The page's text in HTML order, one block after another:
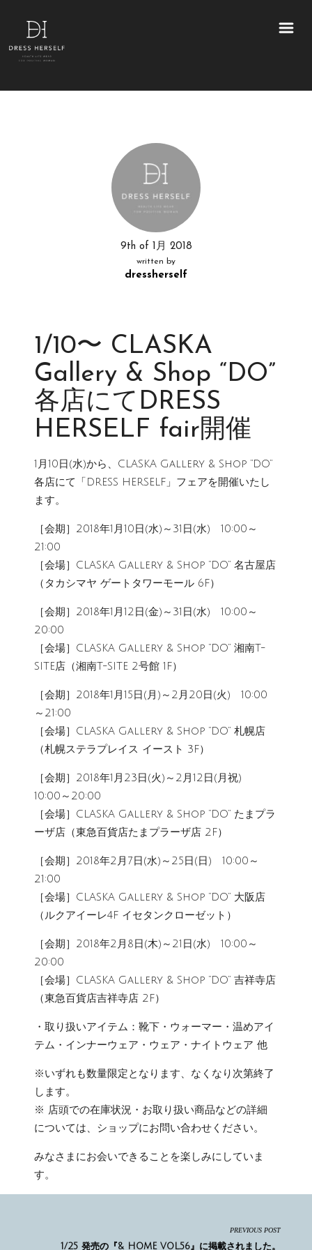
9th of 1月 2018
written by
dressherself
1/10〜 CLASKA
Gallery & Shop “DO”
各店にてDRESS
HERSELF fair開催
1月10日(水)から、CLASKA Gallery & Shop “DO”
各店にて「DRESS HERSELF」フェアを開催いたし
ます。
［会期］2018年1月10日(水)～31日(水) 10:00～
21:00
［会場］CLASKA Gallery & Shop “DO” 名古屋店
（タカシマヤ ゲートタワーモール 6F）
［会期］2018年1月12日(金)～31日(水) 10:00～
20:00
［会場］CLASKA Gallery & Shop “DO” 湘南T-
SITE店（湘南T-SITE 2号館 1F）
［会期］2018年1月15日(月)～2月20日(火) 10:00
～21:00
［会場］CLASKA Gallery & Shop “DO” 札幌店
（札幌ステラプレイス イースト 3F）
［会期］2018年1月23日(火)～2月12日(月祝)
10:00～20:00
［会場］CLASKA Gallery & Shop “DO” たまプラ
ーザ店（東急百貨店たまプラーザ店 2F）
［会期］2018年2月7日(水)～25日(日) 10:00～
21:00
［会場］CLASKA Gallery & Shop “DO” 大阪店
（ルクアイーレ4F イセタンクローゼット）
［会期］2018年2月8日(木)～21日(水) 10:00～
20:00
［会場］CLASKA Gallery & Shop “DO” 吉祥寺店
（東急百貨店吉祥寺店 2F）
・取り扱いアイテム：靴下・ウォーマー・温めアイ
テム・インナーウェア・ウェア・ナイトウェア 他
※いずれも数量限定となります、なくなり次第終了
します。
※ 店頭での在庫状況・お取り扱い商品などの詳細
については、ショップにお問い合わせください。
みなさまにお会いできることを楽しみにしていま
す。
PREVIOUS POST
1/25 発売の『& HOME VOL.56』に掲載されました。